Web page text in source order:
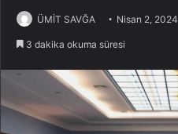
ÜMİT SAVĞA Nisan 2, 2024
3 dakika okuma süresi